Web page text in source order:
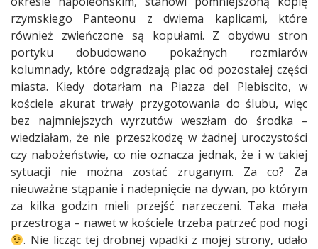
rzymskiego Panteonu z dwiema kaplicami, które
również zwieńczone są kopułami. Z obydwu stron
portyku dobudowano pokaźnych rozmiarów
kolumnady, które odgradzają plac od pozostałej części
miasta. Kiedy dotarłam na Piazza del Plebiscito, w
kościele akurat trwały przygotowania do ślubu, więc
bez najmniejszych wyrzutów weszłam do środka –
wiedziałam, że nie przeszkodzę w żadnej uroczystości
czy nabożeństwie, co nie oznacza jednak, że i w takiej
sytuacji nie można zostać zruganym. Za co? Za
nieuważne stąpanie i nadepnięcie na dywan, po którym
za kilka godzin mieli przejść narzeczeni. Taka mała
przestroga – nawet w kościele trzeba patrzeć pod nogi
. Nie licząc tej drobnej wpadki z mojej strony, udało